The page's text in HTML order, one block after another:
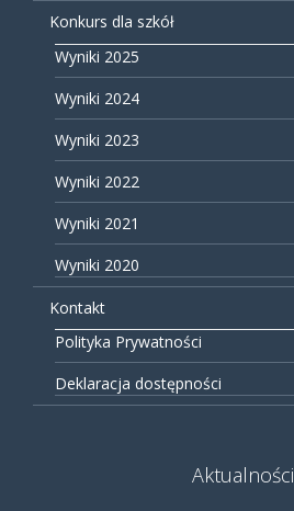
Konkurs dla szkół
Wyniki 2025
Wyniki 2024
Wyniki 2023
Wyniki 2022
Wyniki 2021
Wyniki 2020
Kontakt
Polityka Prywatności
Deklaracja dostępności
Aktualności